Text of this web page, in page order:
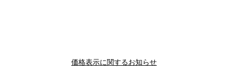
価格表示に関するお知らせ